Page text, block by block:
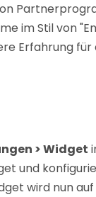
im Stil von
Erfahrung für
> Widget
und
wird nun